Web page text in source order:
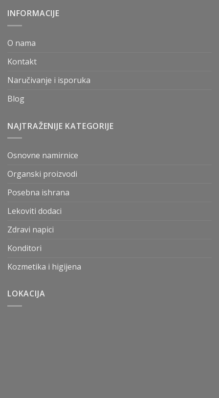
INFORMACIJE
O nama
Kontakt
Naručivanje i isporuka
Blog
NAJTRAŽENIJE KATEGORIJE
Osnovne namirnice
Organski proizvodi
Posebna ishrana
Lekoviti dodaci
Zdravi napici
Konditori
Kozmetika i higijena
LOKACIJA